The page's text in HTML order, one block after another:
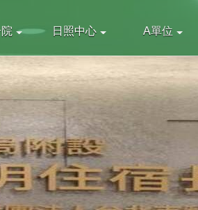
日照中心 A單位